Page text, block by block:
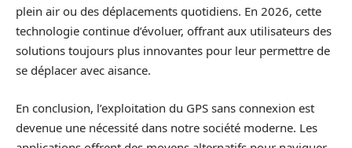
plein air ou des déplacements quotidiens. En 2026, cette
technologie continue d’évoluer, offrant aux utilisateurs des
solutions toujours plus innovantes pour leur permettre de
se déplacer avec aisance.
En conclusion, l’exploitation du GPS sans connexion est
devenue une nécessité dans notre société moderne. Les